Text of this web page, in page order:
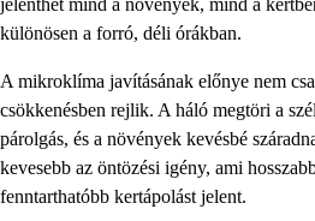
különösen a forró, déli órákban.
A mikroklíma javításának előnye nem
csökkenésben rejlik. A háló megtöri a
párolgás, és a növények kevésbé
kevesebb az öntözési igény, ami
fenntarthatóbb kertápolást jelent.